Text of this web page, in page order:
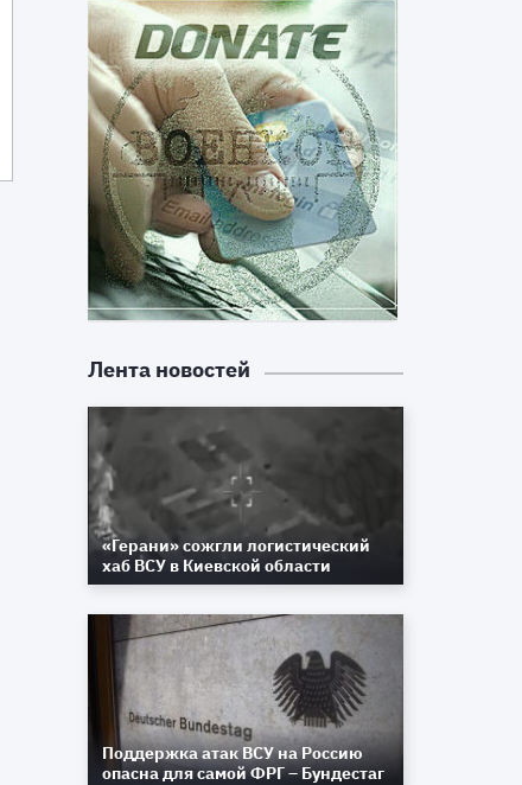
Лента новостей
«Герани» сожгли логистический
хаб ВСУ в Киевской области
Поддержка атак ВСУ на Россию
опасна для самой ФРГ – Бундестаг